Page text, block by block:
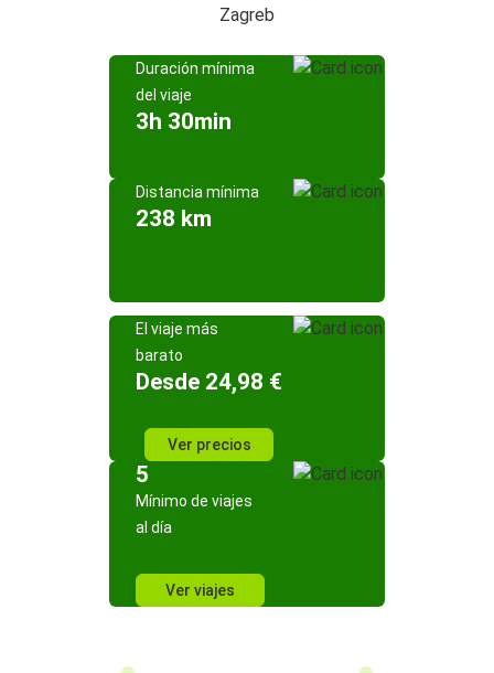
Zagreb
Duración mínima
del viaje
3h 30min
Distancia mínima
238 km
El viaje más
barato
Desde 24,98 €
Ver precios
5
Mínimo de viajes
al día
Ver viajes